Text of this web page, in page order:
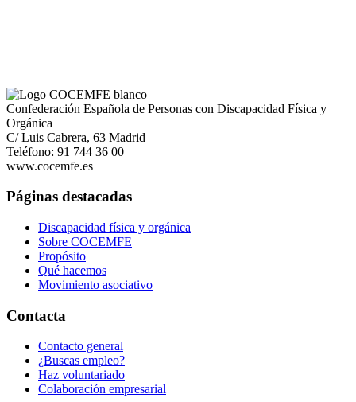
Confederación Española de Personas con Discapacidad Física y
Orgánica
C/ Luis Cabrera, 63 Madrid
Teléfono: 91 744 36 00
www.cocemfe.es
Páginas destacadas
Discapacidad física y orgánica
Sobre COCEMFE
Propósito
Qué hacemos
Movimiento asociativo
Contacta
Contacto general
¿Buscas empleo?
Haz voluntariado
Colaboración empresarial